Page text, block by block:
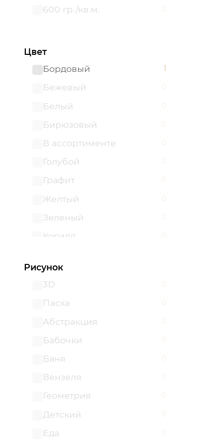
600 гр./кв.м. 0
Цвет
Бордовый
1
Бежевый 0
Белый 0
Бирюзовый 0
В ассортименте 0
Голубой 0
Графит 0
Желтый 0
Зеленый 0
Коралл 0
Красный
Оливковый
Разноцветный
Розовый
Светло-зеленый
Рисунок
3D
0
Пасха 0
Абстракция 0
Бабочки 0
Баня 0
Вензеля 0
Геометрия 0
Детский 0
Еда 0